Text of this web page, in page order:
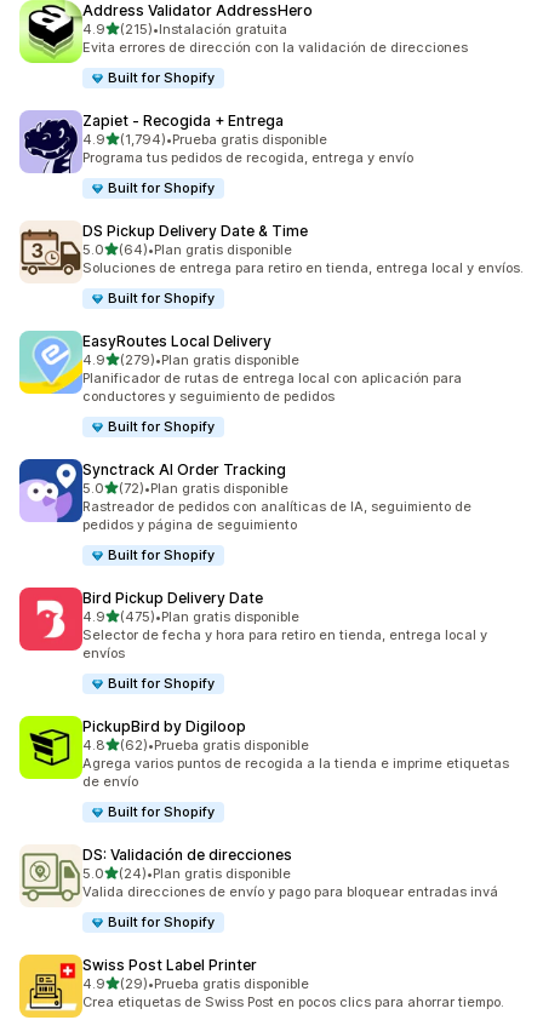
Address Validator AddressHero
4.9de 5 estrellas
(215)
215 reseñas en total
•Instalación gratuita
Evita errores de dirección con la validación de direcciones
Built for Shopify
Zapiet ‑ Recogida + Entrega
4.9de 5 estrellas
(1,794)
1794 reseñas en total
•Prueba gratis disponible
Programa tus pedidos de recogida, entrega y envío
Built for Shopify
DS Pickup Delivery Date & Time
5.0de 5 estrellas
(64)
64 reseñas en total
•Plan gratis disponible
Soluciones de entrega para retiro en tienda, entrega local y envíos.
Built for Shopify
EasyRoutes Local Delivery
4.9de 5 estrellas
(279)
279 reseñas en total
•Plan gratis disponible
Planificador de rutas de entrega local con aplicación para
conductores y seguimiento de pedidos
Built for Shopify
Synctrack AI Order Tracking
5.0de 5 estrellas
(72)
72 reseñas en total
•Plan gratis disponible
Rastreador de pedidos con analíticas de IA, seguimiento de
pedidos y página de seguimiento
Built for Shopify
Bird Pickup Delivery Date
4.9de 5 estrellas
(475)
475 reseñas en total
•Plan gratis disponible
Selector de fecha y hora para retiro en tienda, entrega local y
envíos
Built for Shopify
PickupBird by Digiloop
4.8de 5 estrellas
(62)
62 reseñas en total
•Prueba gratis disponible
Agrega varios puntos de recogida a la tienda e imprime etiquetas
de envío
Built for Shopify
DS: Validación de direcciones
5.0de 5 estrellas
(24)
24 reseñas en total
•Plan gratis disponible
Valida direcciones de envío y pago para bloquear entradas invá
Built for Shopify
Swiss Post Label Printer
4.9de 5 estrellas
(29)
29 reseñas en total
•Prueba gratis disponible
Crea etiquetas de Swiss Post en pocos clics para ahorrar tiempo.